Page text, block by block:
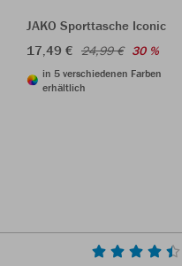
JAKO Sporttasche Iconic
17,49 € 24,99 € 30 %
in 5 verschiedenen Farben
erhältlich